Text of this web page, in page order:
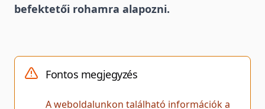
befektetői rohamra alapozni.
Fontos megjegyzés
A weboldalunkon található információk a